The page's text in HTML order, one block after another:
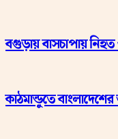
বগুড়ায় বাসচাপায়
কাঠমান্ডুতে